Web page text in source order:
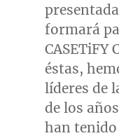
formará
CASETiFY
éstas,
líderes de
de los
han